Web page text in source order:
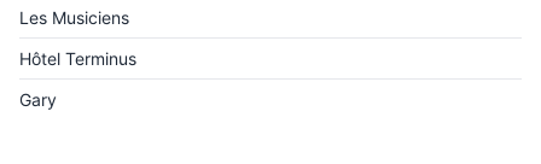
Les Musiciens
Hôtel Terminus
Gary